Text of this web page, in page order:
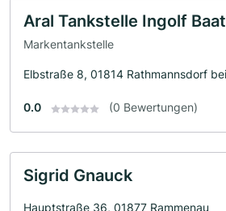
Aral Tankstelle Ingolf
Markentankstelle
Elbstraße 8, 01814 Rathmannsdorf
0.0 (0 Bewertungen)
Sigrid Gnauck
Hauptstraße 36, 01877 Rammenau